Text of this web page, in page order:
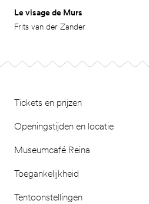
Le visage de Murs
Frits van der Zander
Tickets en prijzen
Openingstijden en locatie
Museumcafé Reina
Toegankelijkheid
Tentoonstellingen